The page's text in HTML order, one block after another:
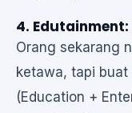
4.
Orang sekarang
ketawa, tapi buat
(Education +